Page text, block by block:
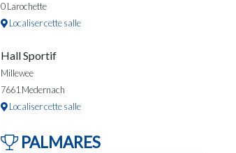
0 Larochette
Localiser cette salle
Hall Sportif
Millewee
7661 Medernach
Localiser cette salle
PALMARES